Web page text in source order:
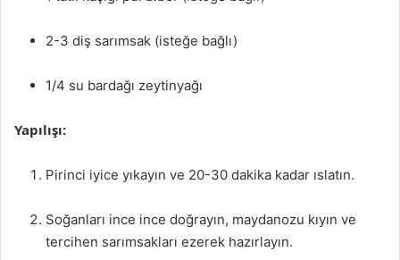
2-3 diş sarımsak (isteğe bağlı)
1/4 su bardağı zeytinyağı
Yapılışı:
Pirinci iyice yıkayın ve 20-30 dakika kadar ıslatın.
Soğanları ince ince doğrayın, maydanozu kıyın ve
tercihen sarımsakları ezerek hazırlayın.